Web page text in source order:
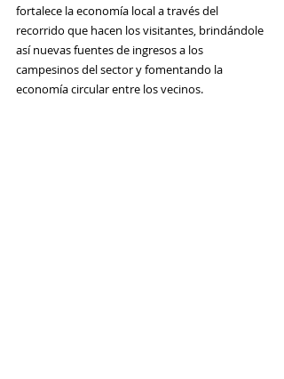
fortalece la economía local a través del
recorrido que hacen los visitantes, brindándole
así nuevas fuentes de ingresos a los
campesinos del sector y fomentando la
economía circular entre los vecinos.